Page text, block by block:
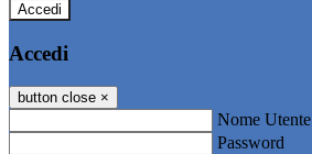
Accedi
Accedi
button close ×
Nome Utente
Password